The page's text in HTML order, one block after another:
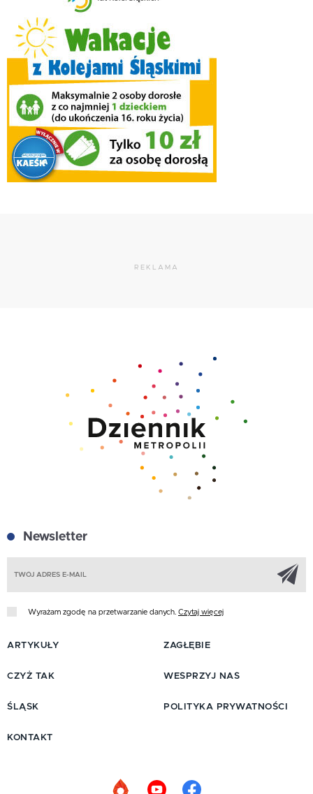
REKLAMA
Newsletter
Wyrażam zgodę na przetwarzanie danych. Czytaj więcej
ARTYKUŁY
CZYŻ TAK
ŚLĄSK
ZAGŁĘBIE
WESPRZYJ NAS
POLITYKA PRYWATNOŚCI
KONTAKT